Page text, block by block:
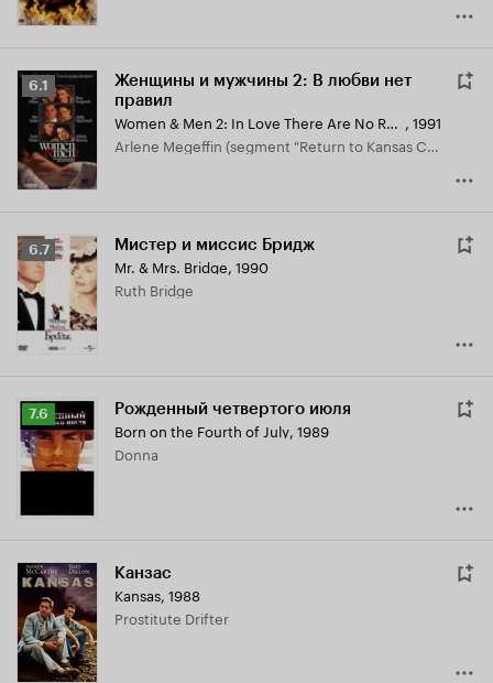
Рейтинг
Кинопоиска
6.1
6.1
Женщины и мужчины 2: В любви нет
правил
Women & Men 2: In Love There Are No Rules , 1991
Arlene Megeffin (segment "Return to Kansas City")
Рейтинг
Кинопоиска
6.7
6.7 Мистер и миссис Бридж
Mr. & Mrs. Bridge, 1990
Ruth Bridge
Рейтинг
Кинопоиска
7.6
7.6 Рожденный четвертого июля
Born on the Fourth of July, 1989
Donna
Канзас
Kansas, 1988
Prostitute Drifter